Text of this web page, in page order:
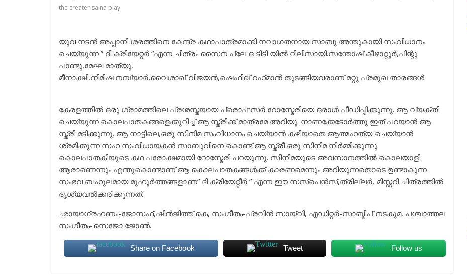
the creater saina play
യുവ നടൻ അപ്പാനി ശരത്തിനെ കേന്ദ്ര കഥാപാത്രമാക്കി നവാഗതനായ സാബു അന്തുകായി സംവിധാനം
ചെയ്യുന്ന ” ദി ക്രിയേറ്റർ “എന്ന ചിത്രം സൈന പ്ലേ ഒ ടിടി യിൽ റിലീസായി.സന്തോഷ്‌ കീഴാറ്റൂർ,പിന്റു
പാണ്ടു,മേഘ മാത്യു,
മീനാക്ഷി,നിമിഷ നമ്പ്യാർ,വൈശാഖ് വിജയൻ,ഷെഫീഖ് റഹ്‌മാൻ തുടങ്ങിയവരാണ് മറ്റു പ്രമുഖ താരങ്ങൾ.
കേരളത്തിൽ ഒരു ഗ്രാമത്തിലെ പ്രശസ്തയായ പ്രൊഫസർ റോസ്മേരിയെ ഒരാൾ പീഡിപ്പിക്കുന്നു. ആ വ്യക്തി
ചെയ്യുന്ന കൊലപാതകങ്ങളെക്കുറിച്ച് ആ സ്ത്രീക്ക് മാത്രമേ അറിയൂ. നാണക്കേടോർത്തു ഇത് പറയാൻ ആ
സ്ത്രീ മടിക്കുന്നു. ആ നാട്ടിലെ,ഒരു സിനിമ സംവിധാനം ചെയ്യാൻ കഴിയാതെ ആത്മഹത്യ ചെയ്യാൻ
ശ്രമിക്കുന്ന സഹ സംവിധായകൻ സാബുവിനെ കൊണ്ട് ആ സ്ത്രീ ഒരു സിനിമ നിർമ്മിക്കുന്നു.
കൊലപാതകിയുടെ കഥ പരോക്ഷമായി റോസ്മേരി പറയുന്നു. സിനിമയുടെ അവസാനത്തിൽ കൊലയാളി
ആരാണെന്നും എന്തുകൊണ്ടാണ് ആ കൊലപാതകങ്ങൾക്ക് കാരണമെന്നും അറിയുന്നതൊടെ ഉണ്ടാകുന്ന
സംഭവ ബഹുലമായ മുഹൂർത്തങ്ങളാണ” ദി ക്രിയേറ്റീർ ” എന്ന ഈ സസ്‌പെൻസ്,ത്രില്ലർ, മിസ്റ്ററി ചിത്രത്തിൽ
ദൃശ്യവൽക്കരിക്കുന്നത്.
ഛായാഗ്രഹണം-ജോസഫ്,ഷിൻജിത്ത് കെ, സംഗീതം-പ്രവിൻ സായ്വി, എഡിറ്റർ-സാബ്ദീപ് നടകുമ, പശ്ചാത്തല
സംഗീതം-സെജോ ജോൺ.
Share on Facebook Tweet Follow us